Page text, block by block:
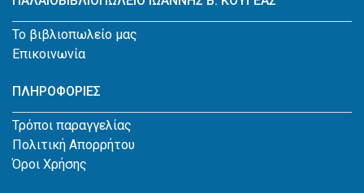
Το βιβλιοπωλείο μας
Επικοινωνία
ΠΛΗΡΟΦΟΡΙΕΣ
Τρόποι παραγγελίας
Πολιτική Απορρήτου
Όροι Χρήσης